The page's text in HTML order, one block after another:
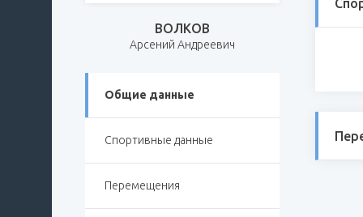
ВОЛКОВ
Арсений Андреевич
Общие данные
Спортивные данные
Перемещения